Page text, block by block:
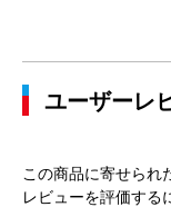
ユーザーレ
この商品に寄せられ
レビューを評価する